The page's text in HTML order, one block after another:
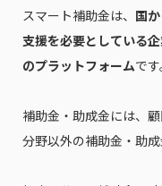
スマート補助金は、 国
支援を必要としている
のプラットフォームです
補助金・助成金には、
分野以外の補助金・助